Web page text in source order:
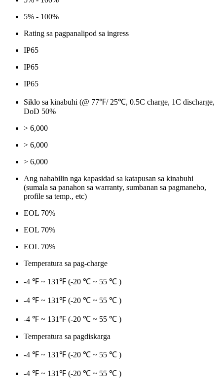
5% - 100%
Rating sa pagpanalipod sa ingress
IP65
IP65
IP65
Siklo sa kinabuhi (@ 77℉/ 25℃, 0.5C charge, 1C discharge,
DoD 50%
> 6,000
> 6,000
> 6,000
Ang nahabilin nga kapasidad sa katapusan sa kinabuhi
(sumala sa panahon sa warranty, sumbanan sa pagmaneho,
profile sa temp., etc)
EOL 70%
EOL 70%
EOL 70%
Temperatura sa pag-charge
-4 ℉ ~ 131℉ (-20 ℃ ~ 55 ℃ )
-4 ℉ ~ 131℉ (-20 ℃ ~ 55 ℃ )
-4 ℉ ~ 131℉ (-20 ℃ ~ 55 ℃ )
Temperatura sa pagdiskarga
-4 ℉ ~ 131℉ (-20 ℃ ~ 55 ℃ )
-4 ℉ ~ 131℉ (-20 ℃ ~ 55 ℃ )